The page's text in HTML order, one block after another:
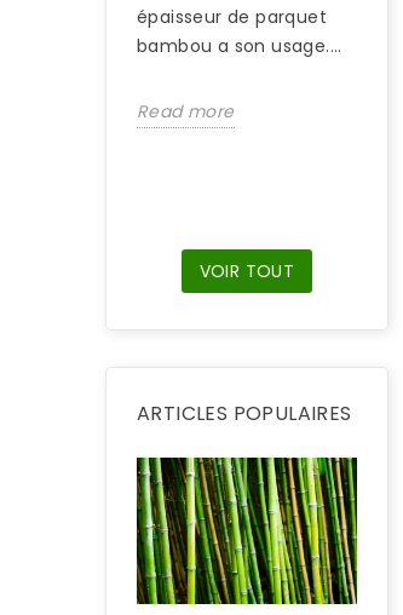
épaisseur de parquet
bambou a son usage....
Read more
VOIR TOUT
ARTICLES POPULAIRES